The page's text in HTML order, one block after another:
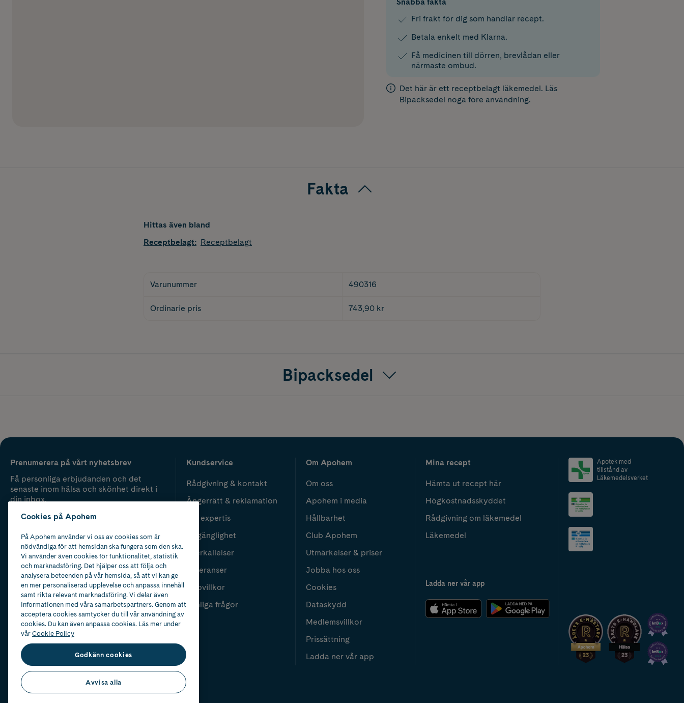
Snabba fakta
Fri frakt för dig som handlar recept.
Betala enkelt med Klarna.
Få medicinen till dörren, brevlådan eller
närmaste ombud.
Det här är ett receptbelagt läkemedel. Läs
Bipacksedel noga före användning.
Fakta
Hittas även bland
Receptbelagt: Receptbelagt
Varunummer 490316
Ordinarie pris 743,90 kr
Bipacksedel
Prenumerera på vårt nyhetsbrev
Få personliga erbjudanden och det
senaste inom hälsa och skönhet direkt i
din inbox.
Kundservice
Rådgivning & kontakt
Ångerrätt & reklamation
Vår expertis
Tillgänglighet
Återkallelser
Leveranser
Köpvillkor
Vanliga frågor
Om Apohem
Om oss
Apohem i media
Hållbarhet
Club Apohem
Utmärkelser & priser
Jobba hos oss
Cookies
Dataskydd
Medlemsvillkor
Prissättning
Ladda ner vår app
Mina recept
Hämta ut recept här
Högkostnadsskyddet
Rådgivning om läkemedel
Läkemedel
Ladda ner vår app
Apotek med
tillstånd av
Läkemedelsverket
2024
Cookies på Apohem
På Apohem använder vi oss av cookies som är
nödvändiga för att hemsidan ska fungera som den ska.
Vi använder även cookies för funktionalitet, statistik
och marknadsföring. Det hjälper oss att följa och
analysera beteenden på vår hemsida, så att vi kan ge
en mer personaliserad upplevelse och anpassa innehåll
samt rikta relevant marknadsföring. Vi delar även
informationen med våra samarbetspartners. Genom att
acceptera cookies samtycker du till vår användning av
cookies. Du kan även anpassa cookies. Läs mer under
vårCookie Policy
Godkänn cookies
Avvisa alla